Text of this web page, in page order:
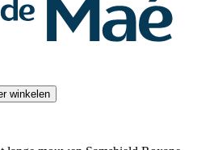
winkelen